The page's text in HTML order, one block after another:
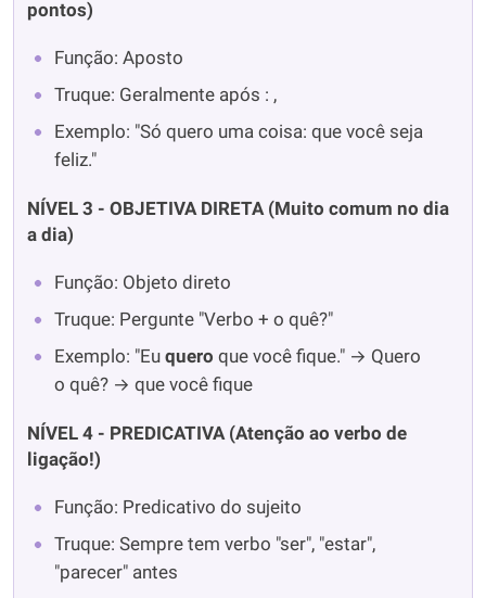
pontos)
Função: Aposto
Truque: Geralmente após : ,
Exemplo: "Só quero uma coisa: que você seja
feliz."
NÍVEL 3 - OBJETIVA DIRETA (Muito comum no dia
a dia)
Função: Objeto direto
Truque: Pergunte "Verbo + o quê?"
Exemplo: "Eu quero que você fique." → Quero
o quê? → que você fique
NÍVEL 4 - PREDICATIVA (Atenção ao verbo de
ligação!)
Função: Predicativo do sujeito
Truque: Sempre tem verbo "ser", "estar",
"parecer" antes